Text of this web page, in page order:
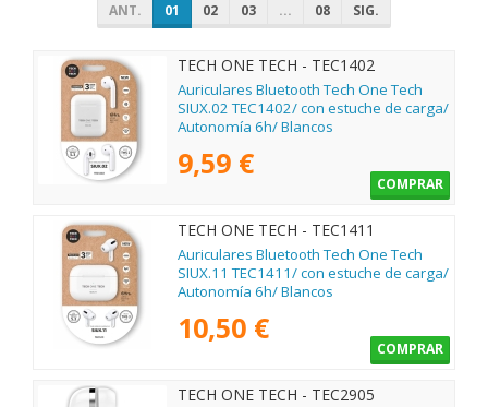
ANT. 01 02 03 ... 08 SIG.
TECH ONE TECH - TEC1402
Auriculares Bluetooth Tech One Tech
SIUX.02 TEC1402/ con estuche de carga/
Autonomía 6h/ Blancos
9,59 €
COMPRAR
TECH ONE TECH - TEC1411
Auriculares Bluetooth Tech One Tech
SIUX.11 TEC1411/ con estuche de carga/
Autonomía 6h/ Blancos
10,50 €
COMPRAR
TECH ONE TECH - TEC2905